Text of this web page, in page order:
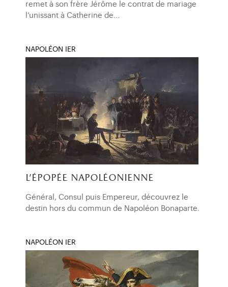
remet à son frère Jérôme le contrat de mariage
l’unissant à Catherine de…
NAPOLÉON IER
l'épopée napoléonienne
Général, Consul puis Empereur, découvrez le
destin hors du commun de Napoléon Bonaparte.
NAPOLÉON IER